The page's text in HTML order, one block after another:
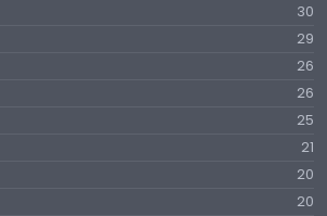
30
29
26
26
25
21
20
20